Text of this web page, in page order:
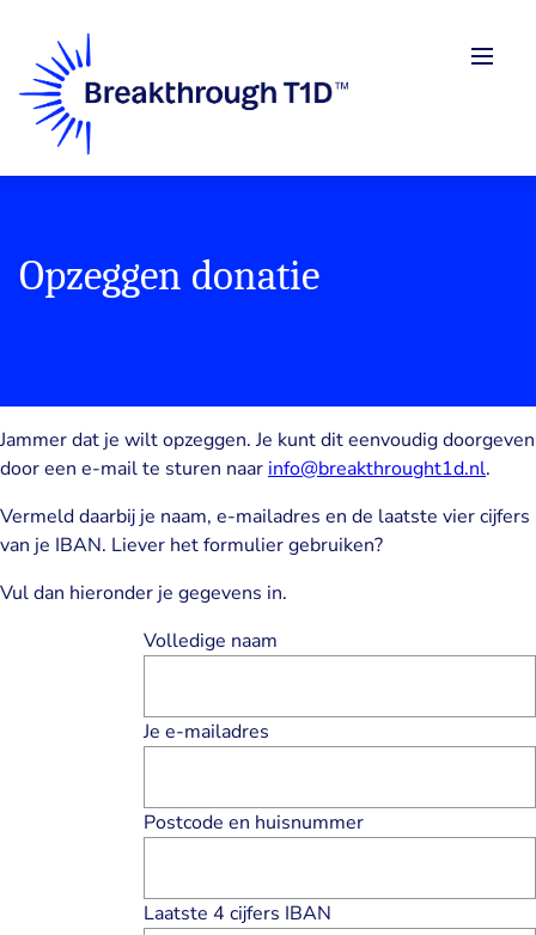
main
content
Opzeggen donatie
Jammer dat je wilt opzeggen. Je kunt dit eenvoudig doorgeven
door een e-mail te sturen naar info@breakthrought1d.nl.
Vermeld daarbij je naam, e-mailadres en de laatste vier cijfers
van je IBAN. Liever het formulier gebruiken?
Vul dan hieronder je gegevens in.
Volledige naam
Je e-mailadres
Postcode en huisnummer
Laatste 4 cijfers IBAN